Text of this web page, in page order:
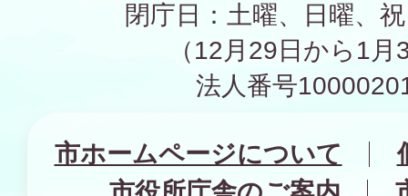
閉庁日：土曜、日曜、
（12月29日から1
法人番号
市ホームページについて